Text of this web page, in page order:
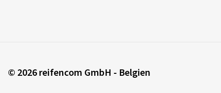
© 2026 reifencom GmbH - Belgien